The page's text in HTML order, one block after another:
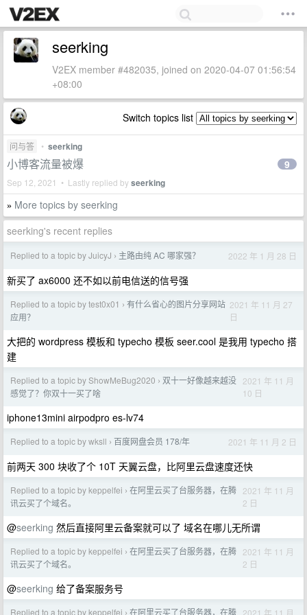
seerking
V2EX member #482035, joined on 2020-04-07 01:56:54
+08:00
Switch topics list
问与答 • seerking
小博客流量被爆
Sep 12, 2021 • Lastly replied byseerking
9
» More topics by seerking
seerking's recent replies
Replied to a topic by JuicyJ › 主路由纯 AC 哪家强？ 2022 年 1 月 28 日
新买了 ax6000 还不如以前电信送的信号强
Replied to a topic by test0x01 › 有什么省心的图片分享网站
应用？
2021 年 11 月 27
日
大把的 wordpress 模板和 typecho 模板 seer.cool 是我用 typecho 搭
建
Replied to a topic by ShowMeBug2020 › 双十一好像越来越没
感觉了？你双十一买了啥
2021 年 11 月
10 日
iphone13mini airpodpro es-lv74
Replied to a topic by wksll › 百度网盘会员 178/年 2021 年 11 月 2 日
前两天 300 块收了个 10T 天翼云盘，比阿里云盘速度还快
Replied to a topic by keppelfei › 在阿里云买了台服务器，在腾
讯云买了个域名。
2021 年 11 月
2 日
@seerking 然后直接阿里云备案就可以了 域名在哪儿无所谓
Replied to a topic by keppelfei › 在阿里云买了台服务器，在腾
讯云买了个域名。
2021 年 11 月
2 日
@seerking 给了备案服务号
Replied to a topic by keppelfei › 在阿里云买了台服务器，在腾 2021 年 11 月